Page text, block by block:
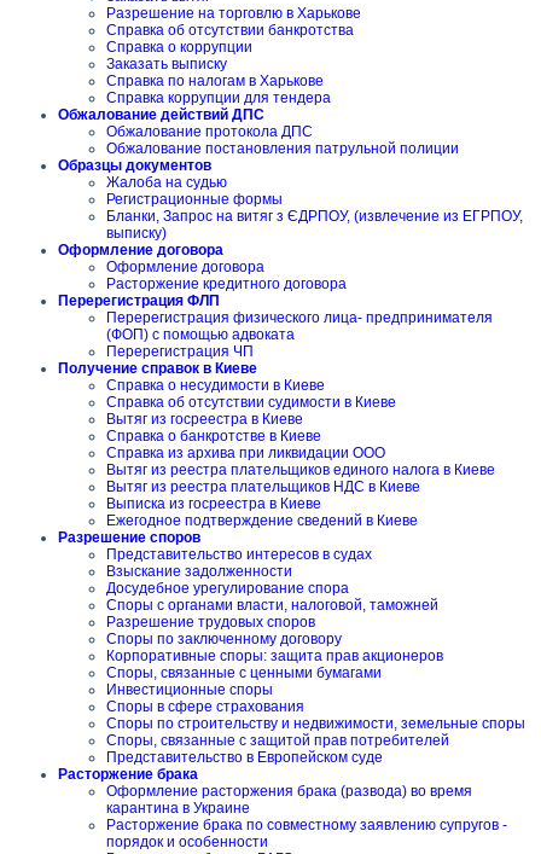
Разрешение на торговлю в Харькове
Справка об отсутствии банкротства
Справка о коррупции
Заказать выписку
Справка по налогам в Харькове
Справка коррупции для тендера
Обжалование действий ДПС
Обжалование протокола ДПС
Обжалование постановления патрульной полиции
Образцы документов
Жалоба на судью
Регистрационные формы
Бланки, Запрос на витяг з ЄДРПОУ, (извлечение из ЕГРПОУ,
выписку)
Оформление договора
Оформление договора
Расторжение кредитного договора
Перерегистрация ФЛП
Перерегистрация физического лица- предпринимателя
(ФОП) с помощью адвоката
Перерегистрация ЧП
Получение справок в Киеве
Справка о несудимости в Киеве
Справка об отсутствии судимости в Киеве
Вытяг из госреестра в Киеве
Справка о банкротстве в Киеве
Справка из архива при ликвидации ООО
Вытяг из реестра плательщиков единого налога в Киеве
Вытяг из реестра плательщиков НДС в Киеве
Выписка из госреестра в Киеве
Ежегодное подтверждение сведений в Киеве
Разрешение споров
Представительство интересов в судах
Взыскание задолженности
Досудебное урегулирование спора
Споры с органами власти, налоговой, таможней
Разрешение трудовых споров
Споры по заключенному договору
Корпоративные споры: защита прав акционеров
Споры, связанные с ценными бумагами
Инвестиционные споры
Споры в сфере страхования
Споры по строительству и недвижимости, земельные споры
Споры, связанные с защитой прав потребителей
Представительство в Европейском суде
Расторжение брака
Оформление расторжения брака (развода) во время
карантина в Украине
Расторжение брака по совместному заявлению супругов -
порядок и особенности